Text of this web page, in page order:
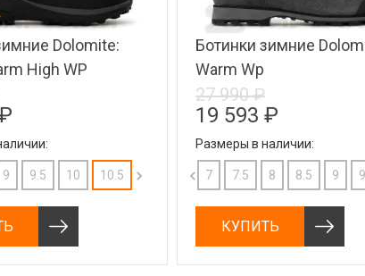
Dolomite:
High WP
9 9.5 10 10.5 11.5 12 8.5 9.5
Ботинки зимние
Warm Wp
27 990 ₽
19 593 ₽
Размеры в наличии:
10.5 11 11.5 7 7.5 8 8.5 9
КУПИТЬ